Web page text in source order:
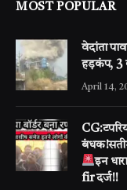
MOST POPULAR
वेदांता
हड़कंप, 3
April 14,
इन
fir दर्ज!!